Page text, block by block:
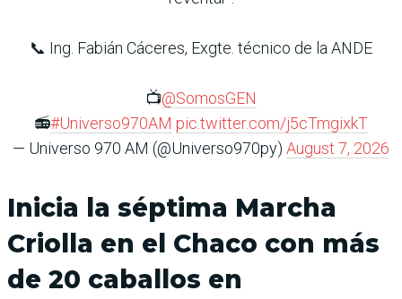
📞 Ing. Fabián Cáceres, Exgte. técnico de la ANDE
📺@SomosGEN
📻#Universo970AM pic.twitter.com/j5cTmgixkT
— Universo 970 AM (@Universo970py) August 7, 2026
Inicia la séptima Marcha
Criolla en el Chaco con más
de 20 caballos en